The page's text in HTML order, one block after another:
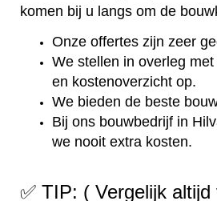
komen bij u langs om de
Onze offertes zijn zeer
We stellen in overleg
en kostenoverzicht op.
We bieden de beste
Bij ons bouwbedrijf in
we nooit extra kosten.
✅ TIP: ( Vergelijk altijd